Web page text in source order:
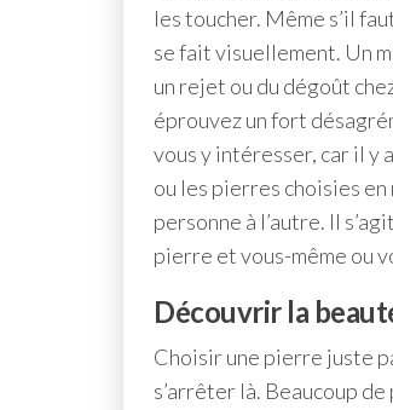
les toucher. Même s’il
se fait visuellement. Un
un rejet ou du dégoût
éprouvez un fort
vous y intéresser, car il y
ou les pierres choisies
personne à l’autre. Il
pierre et vous-même ou
Découvrir la
Choisir une pierre juste
s’arrêter là. Beaucoup